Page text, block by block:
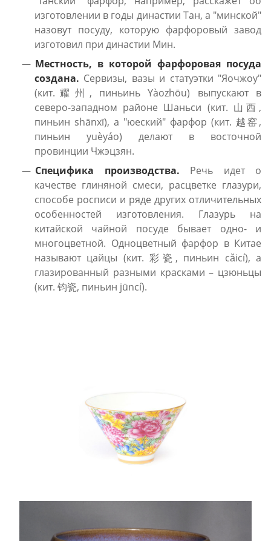
изготовлении в годы династии Тан, а "минской"
назовут посуду, которую фарфоровый завод
изготовил при династии Мин.
Местность, в которой фарфоровая посуда
создана. Сервизы, вазы и статуэтки "Яочжоу"
(кит.耀州, пиньинь Yàozhōu) выпускают в
северо-западном районе Шаньси (кит. 山西,
пиньин shānxī), а "юеский" фарфор (кит. 越窑,
пиньин yuèyáo) делают в восточной
провинции Чжэцзян.
Специфика производства. Речь идет о
качестве глиняной смеси, расцветке глазури,
способе росписи и ряде других отличительных
особенностей изготовления. Глазурь на
китайской чайной посуде бывает одно- и
многоцветной. Одноцветный фарфор в Китае
называют цайцы (кит. 彩瓷, пиньин cǎicí), а
глазированный разными красками – цзюньцы
(кит. 钧瓷, пиньин jūncí).